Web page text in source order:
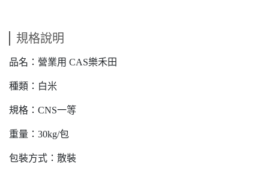
規格說明
品名：營業用 CAS樂禾田
種類：白米
規格：CNS一等
重量：30kg/包
包裝方式：散裝